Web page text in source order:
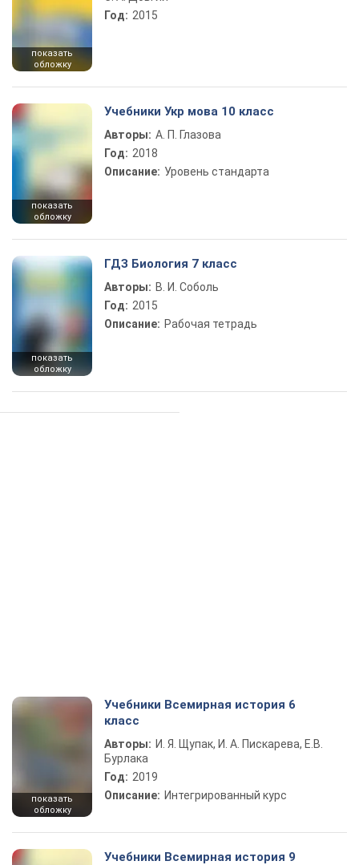
показать
обложку
Год: 2015
показать
обложку
Учебники Укр мова 10 класс
Авторы: А. П. Глазова
Год: 2018
Описание: Уровень стандарта
показать
обложку
ГДЗ Биология 7 класс
Авторы: В. И. Соболь
Год: 2015
Описание: Рабочая тетрадь
показать
обложку
Учебники Всемирная история 6
класс
Авторы: И. Я. Щупак, И. А. Пискарева, Е.В.
Бурлака
Год: 2019
Описание: Интегрированный курс
Учебники Всемирная история 9